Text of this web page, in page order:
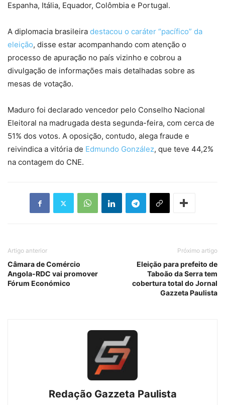
Espanha, Itália, Equador, Colômbia e Portugal.
A diplomacia brasileira destacou o caráter “pacífico” da
eleição, disse estar acompanhando com atenção o
processo de apuração no país vizinho e cobrou a
divulgação de informações mais detalhadas sobre as
mesas de votação.
Maduro foi declarado vencedor pelo Conselho Nacional
Eleitoral na madrugada desta segunda-feira, com cerca de
51% dos votos. A oposição, contudo, alega fraude e
reivindica a vitória de Edmundo González, que teve 44,2%
na contagem do CNE.
Artigo anterior
Câmara de Comércio
Angola-RDC vai promover
Fórum Económico
Próximo artigo
Eleição para prefeito de
Taboão da Serra tem
cobertura total do Jornal
Gazzeta Paulista
Redação Gazzeta Paulista